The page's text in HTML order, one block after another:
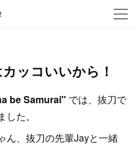
ッコいいから！
be Samurai" では、抜刀で
た。
ん、抜刀の先輩Jayと一緒